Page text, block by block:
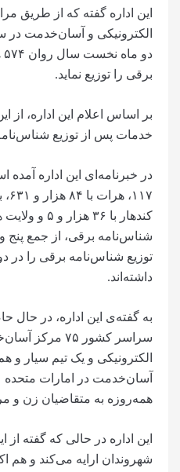
این اداره گفته که از طریق
الکترونیکی و آسان‌خدمت در
برقی را توزیع نماید.
خدمات پس از توزیع
شناس‌نامه برقی، از جمع پنج
توزیع شناس‌نامه برقی را در
داشته‌اند.
به گفته‌ی این اداره، در حال
سراسر کشور ۷۵
الکترونیکی و یک تیم سیار و
آسان‌خدمت در امارات متحده
همه‌روزه به متقاضیان زن و
این اداره در حالی که گفته
شهروندان ارایه می‌کند و هم